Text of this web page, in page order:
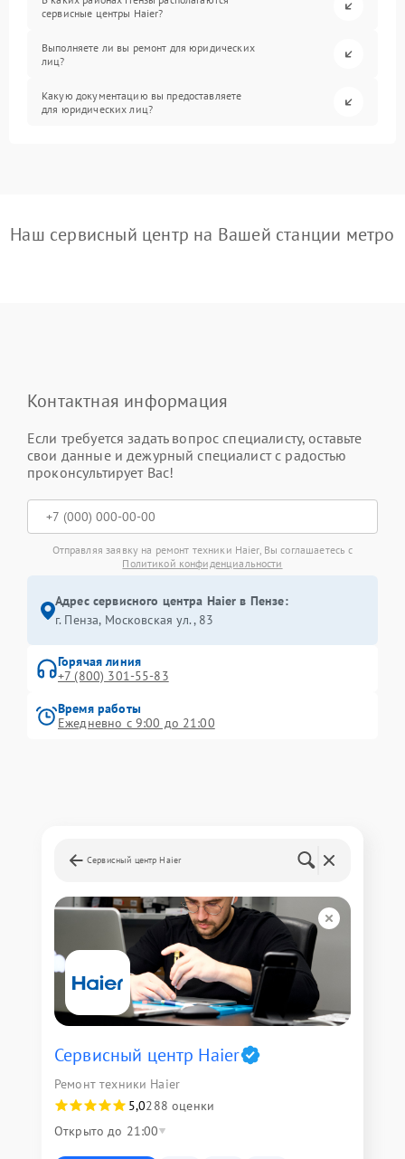
сервисные центры Haier?
Выполняете ли вы ремонт для юридических
лиц?
Какую документацию вы предоставляете
для юридических лиц?
Наш сервисный центр на Вашей станции метро
Контактная информация
Если требуется задать вопрос специалисту, оставьте
свои данные и дежурный специалист с радостью
проконсультирует Вас!
Отправляя заявку на ремонт техники Haier, Вы соглашаетесь с
Политикой конфиденциальности
Адрес сервисного центра Haier в Пензе:
г. Пенза, Московская ул., 83
Горячая линия
+7 (800) 301-55-83
Время работы
Ежедневно с 9:00 до 21:00
Сервисный центр Haier
Сервисный центр Haier
Ремонт техники Haier
5,0288 оценки
Открыто до 21:00